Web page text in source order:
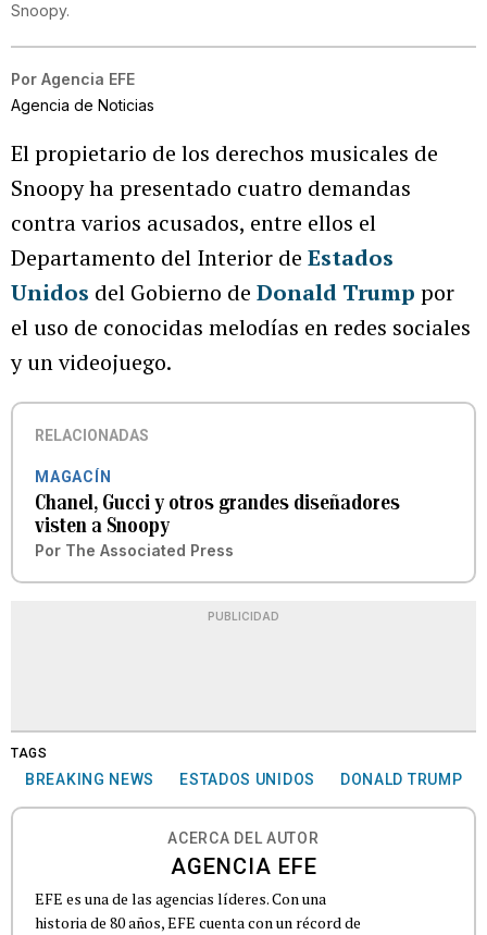
Snoopy.
Por Agencia EFE
Agencia de Noticias
El propietario de los derechos musicales de
Snoopy ha presentado cuatro demandas
contra varios acusados, entre ellos el
Departamento del Interior de Estados
Unidos del Gobierno de Donald Trump por
el uso de conocidas melodías en redes sociales
y un videojuego.
RELACIONADAS
MAGACÍN
Chanel, Gucci y otros grandes diseñadores
visten a Snoopy
Por The Associated Press
PUBLICIDAD
TAGS
BREAKING NEWS ESTADOS UNIDOS DONALD TRUMP
ACERCA DEL AUTOR
AGENCIA EFE
EFE es una de las agencias líderes. Con una
historia de 80 años, EFE cuenta con un récord de